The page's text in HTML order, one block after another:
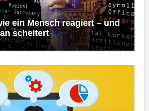
ein Mensch reagiert – und
scheitert